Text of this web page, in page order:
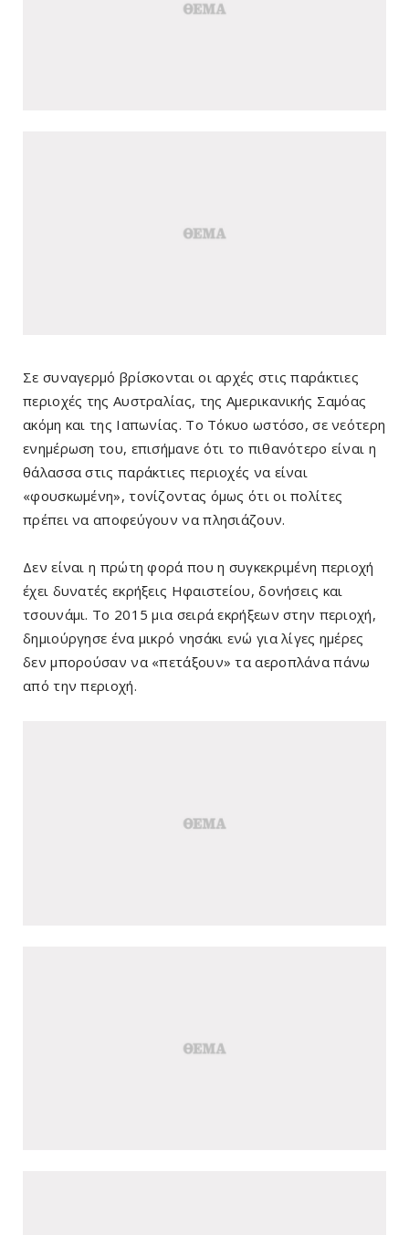
Σε συναγερμό βρίσκονται οι αρχές στις παράκτιες
περιοχές της Αυστραλίας, της Αμερικανικής Σαμόας
ακόμη και της Ιαπωνίας. Το Τόκυο ωστόσο, σε νεότερη
ενημέρωση του, επισήμανε ότι το πιθανότερο είναι η
θάλασσα στις παράκτιες περιοχές να είναι
«φουσκωμένη», τονίζοντας όμως ότι οι πολίτες
πρέπει να αποφεύγουν να πλησιάζουν.
Δεν είναι η πρώτη φορά που η συγκεκριμένη περιοχή
έχει δυνατές εκρήξεις Ηφαιστείου, δονήσεις και
τσουνάμι. Το 2015 μια σειρά εκρήξεων στην περιοχή,
δημιούργησε ένα μικρό νησάκι ενώ για λίγες ημέρες
δεν μπορούσαν να «πετάξουν» τα αεροπλάνα πάνω
από την περιοχή.